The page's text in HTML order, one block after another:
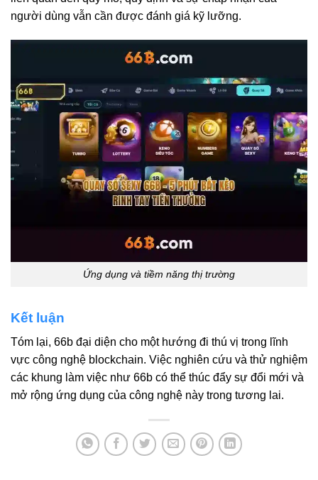
người dùng vẫn cần được đánh giá kỹ lưỡng.
Ứng dụng và tiềm năng thị trường
Kết luận
Tóm lại, 66b đại diện cho một hướng đi thú vị trong lĩnh
vực công nghệ blockchain. Việc nghiên cứu và thử nghiệm
các khung làm việc như 66b có thể thúc đẩy sự đổi mới và
mở rộng ứng dụng của công nghệ này trong tương lai.